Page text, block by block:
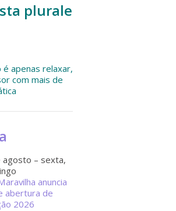
plurale
é apenas relaxar,
com mais de
– sexta,
anuncia
abertura de
2026